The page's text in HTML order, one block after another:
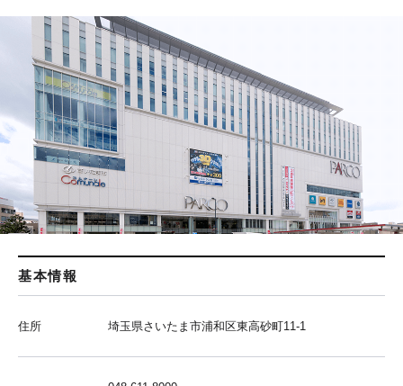
基本情報
住所 埼玉県さいたま市浦和区東高砂町11-1